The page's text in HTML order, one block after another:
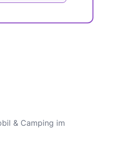
& Camping im